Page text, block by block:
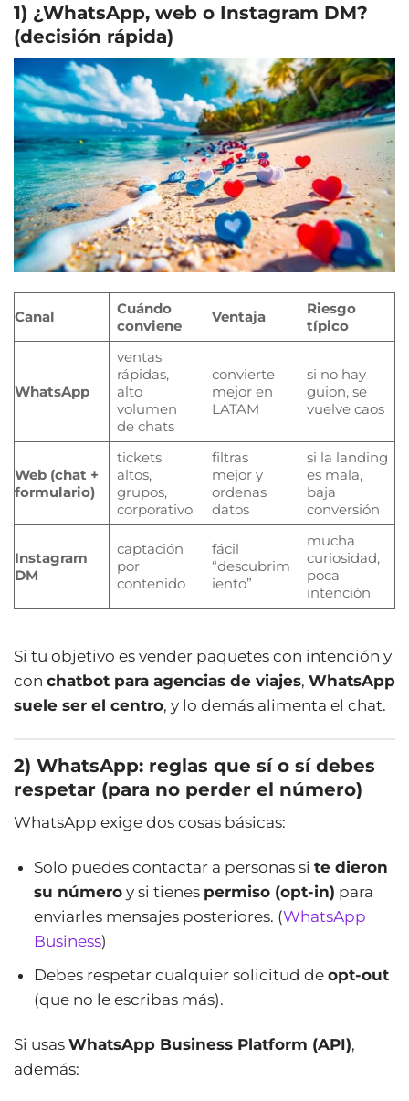
1) ¿WhatsApp, web o Instagram DM?
(decisión rápida)
Canal
Cuándo
conviene
Ventaja
Riesgo
típico
WhatsApp
ventas
rápidas,
alto
volumen
de chats
convierte
mejor en
LATAM
si no hay
guion, se
vuelve caos
Web (chat +
formulario)
tickets
altos,
grupos,
corporativo
filtras
mejor y
ordenas
datos
si la landing
es mala,
baja
conversión
Instagram
DM
captación
por
contenido
fácil
“descubrim
iento”
mucha
curiosidad,
poca
intención
Si tu objetivo es vender paquetes con intención y
con chatbot para agencias de viajes, WhatsApp
suele ser el centro, y lo demás alimenta el chat.
2) WhatsApp: reglas que sí o sí debes
respetar (para no perder el número)
WhatsApp exige dos cosas básicas:
Solo puedes contactar a personas site dieron
su número y si tienes permiso (opt-in) para
enviarles mensajes posteriores. (WhatsApp
Business)
Debes respetar cualquier solicitud deopt-out
(que no le escribas más).
Si usas WhatsApp Business Platform (API),
además: